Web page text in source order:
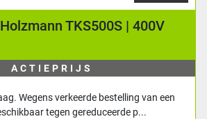
TKS500S | 400V
ACTIEPRIJS
Wegens verkeerde bestelling van een
tegen gereduceerde p...